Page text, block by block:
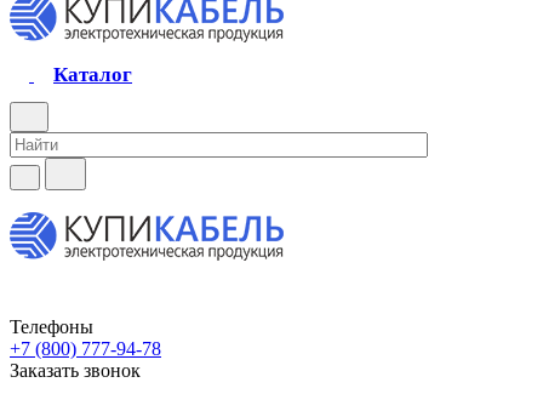
Каталог
Телефоны
+7 (800) 777-94-78
Заказать звонок